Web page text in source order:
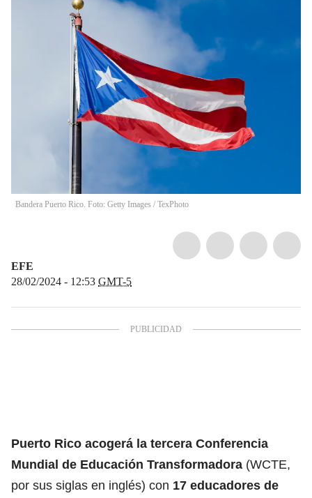
Bandera Puerto Rico. Foto: Getty Images / TexPhoto
EFE
28/02/2024 - 12:53 GMT-5
Puerto Rico acogerá la tercera Conferencia
Mundial de Educación Transformadora (WCTE,
por sus siglas en inglés) con 17 educadores de